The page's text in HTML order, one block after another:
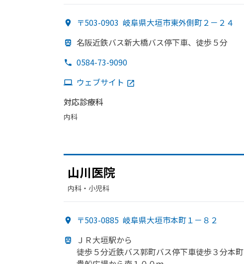
〒503-0903 岐阜県大垣市東外側町２－２４
名阪近鉄バス新大橋バス停下車、 徒歩５分
0584-73-9090
ウェブサイト
対応診療科
内科
山川医院
内科・​小児科
〒503-0885 岐阜県大垣市本町１－８２
ＪＲ大垣駅から
徒歩５分近鉄バス郭町バス停下車徒歩３分本町